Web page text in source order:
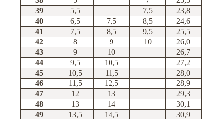
39
5,5 7,5
23,8
40
6,5 7,5 8,5
24,6
41
7,5 8,5 9,5
25,5
42
8 9 10
26,0
43
9 10
26,7
44
9,5 10,5
27,2
45
10,5 11,5
28,0
46
11,5 12,5
28,9
47
12 13
29,3
48
13 14
30,1
49
13,5 14,5
30,9